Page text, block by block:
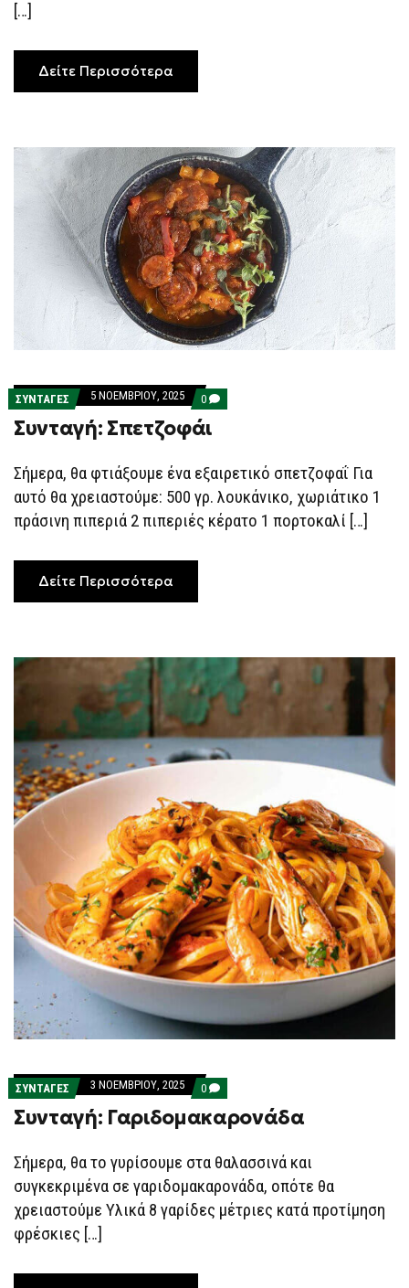
[…]
Δείτε Περισσότερα
ΣΥΝΤΑΓΕΣ 5 ΝΟΕΜΒΡΊΟΥ, 2025 0 COMMENTS
ON
ΣΥΝΤΑΓΉ:
ΣΠΕΤΖΟΦΆΙ
Συνταγή: Σπετζοφάι
Σήμερα, θα φτιάξουμε ένα εξαιρετικό σπετζοφαΐ Για
αυτό θα χρειαστούμε: 500 γρ. λουκάνικο, χωριάτικο 1
πράσινη πιπεριά 2 πιπεριές κέρατο 1 πορτοκαλί […]
Δείτε Περισσότερα
ΣΥΝΤΑΓΕΣ 3 ΝΟΕΜΒΡΊΟΥ, 2025 0 COMMENTS
ON
ΣΥΝΤΑΓΉ:
ΓΑΡΙΔΟΜΑΚΑΡΟΝΆΔΑ
Συνταγή: Γαριδομακαρονάδα
Σήμερα, θα το γυρίσουμε στα θαλασσινά και
συγκεκριμένα σε γαριδομακαρονάδα, οπότε θα
χρειαστούμε Υλικά 8 γαρίδες μέτριες κατά προτίμηση
φρέσκιες […]